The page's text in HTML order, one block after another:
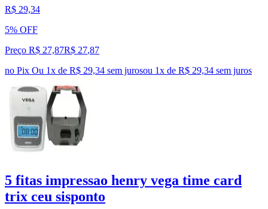
R$ 29,34
5% OFF
Preço R$ 27,87R$ 27,87
no Pix Ou 1x de R$ 29,34 sem jurosou 1x de R$ 29,34 sem juros
5 fitas impressao henry vega time card
trix ceu sisponto